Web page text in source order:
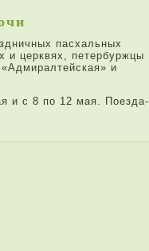
пасхальных
и церквях, петербуржцы
и
и с 8 по 12 мая. Поезда­